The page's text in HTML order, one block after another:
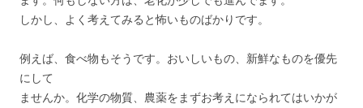
しかし、よく考えてみると怖いものばかりです。
例えば、食べ物もそうです。おいしいもの、新鮮なものを優先
にして
ませんか。化学の物質、農薬をまずお考えになられてはいかが